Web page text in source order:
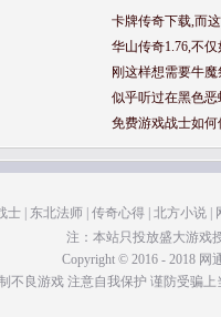
卡牌传奇下载,而
华山传奇1.76,不
刚这样想需要牛
似乎听过在黑色
免费游戏战士如
士 东北法师 传奇心得 北方小说
注：本站只投放盛大游戏
Copyright © 2016 - 2018 网
不良游戏 注意自我保护 谨防受骗